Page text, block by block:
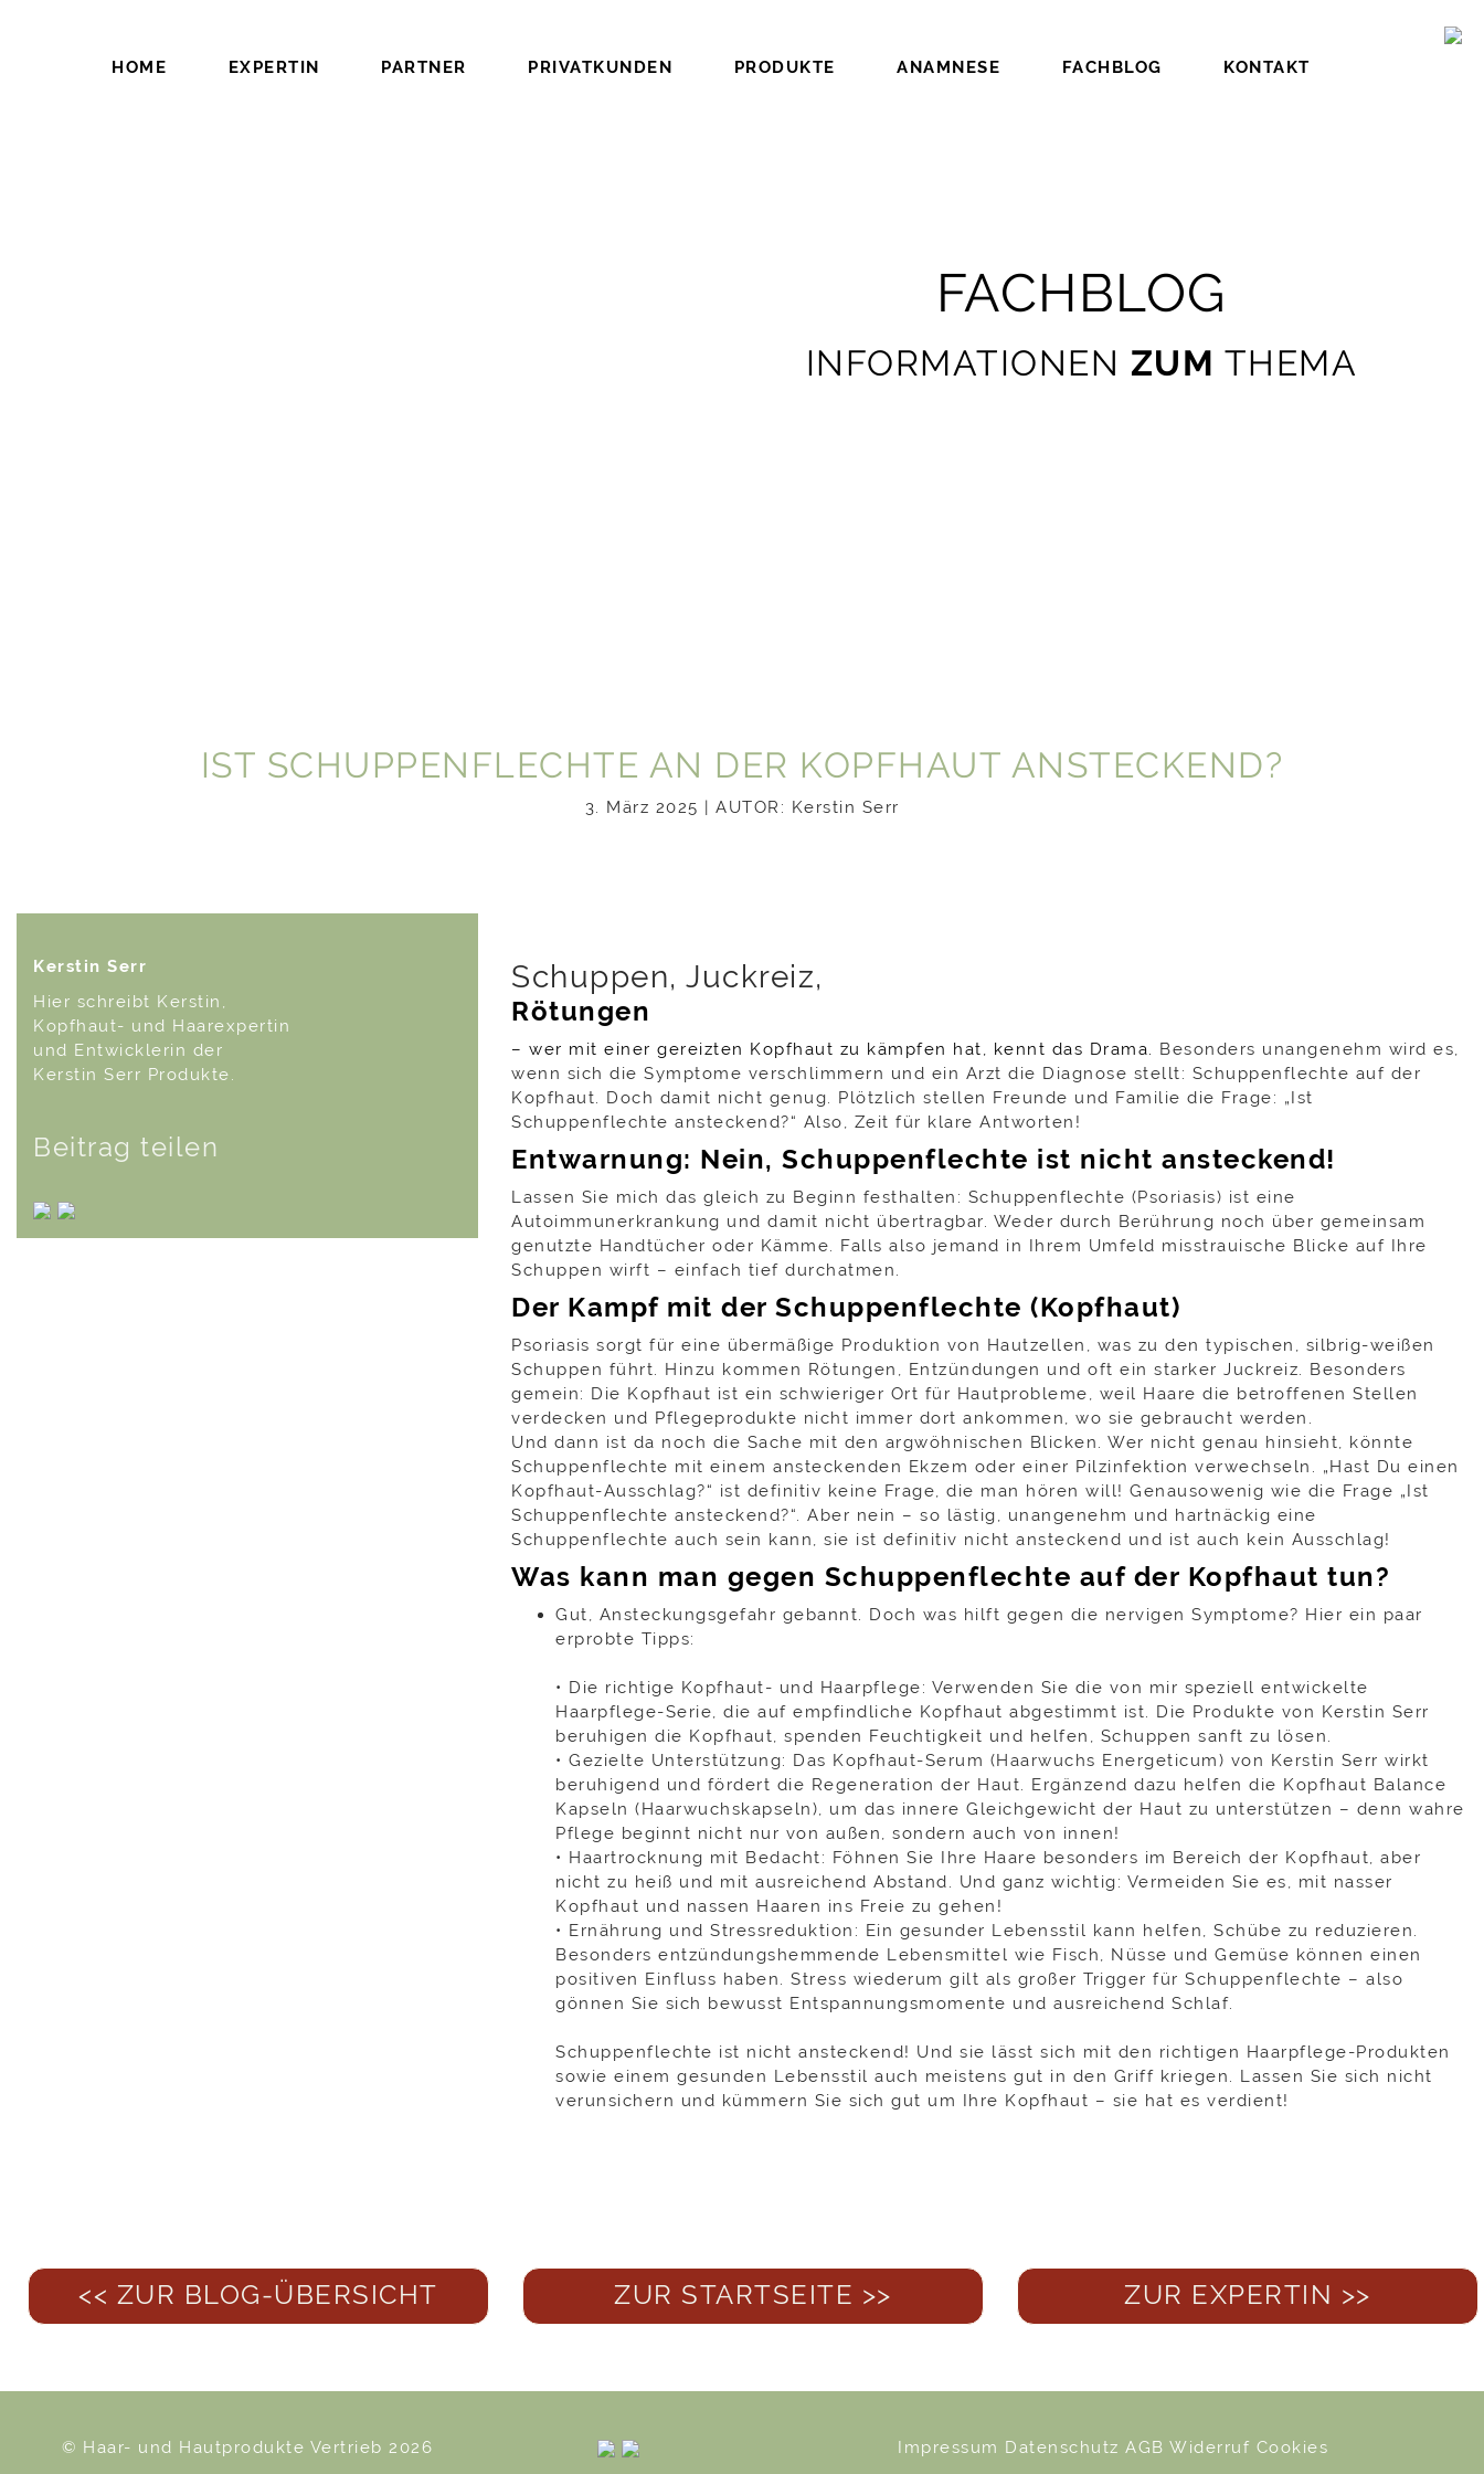
HOME EXPERTIN PARTNER PRIVATKUNDEN PRODUKTE ANAMNESE FACHBLOG KONTAKT
FACHBLOG
INFORMATIONEN ZUM THEMA
IST SCHUPPENFLECHTE AN DER KOPFHAUT ANSTECKEND?
3. März 2025 | AUTOR: Kerstin Serr
Kerstin Serr
Hier schreibt Kerstin,
Kopfhaut- und Haarexpertin
und Entwicklerin der
Kerstin Serr Produkte.
Beitrag teilen
Schuppen, Juckreiz,
Rötungen
– wer mit einer gereizten Kopfhaut zu kämpfen hat, kennt das Drama. Besonders unangenehm wird es,
wenn sich die Symptome verschlimmern und ein Arzt die Diagnose stellt: Schuppenflechte auf der
Kopfhaut. Doch damit nicht genug. Plötzlich stellen Freunde und Familie die Frage: „Ist
Schuppenflechte ansteckend?“ Also, Zeit für klare Antworten!
Entwarnung: Nein, Schuppenflechte ist nicht ansteckend!
Lassen Sie mich das gleich zu Beginn festhalten: Schuppenflechte (Psoriasis) ist eine
Autoimmunerkrankung und damit nicht übertragbar. Weder durch Berührung noch über gemeinsam
genutzte Handtücher oder Kämme. Falls also jemand in Ihrem Umfeld misstrauische Blicke auf Ihre
Schuppen wirft – einfach tief durchatmen.
Der Kampf mit der Schuppenflechte (Kopfhaut)
Psoriasis sorgt für eine übermäßige Produktion von Hautzellen, was zu den typischen, silbrig-weißen
Schuppen führt. Hinzu kommen Rötungen, Entzündungen und oft ein starker Juckreiz. Besonders
gemein: Die Kopfhaut ist ein schwieriger Ort für Hautprobleme, weil Haare die betroffenen Stellen
verdecken und Pflegeprodukte nicht immer dort ankommen, wo sie gebraucht werden.
Und dann ist da noch die Sache mit den argwöhnischen Blicken. Wer nicht genau hinsieht, könnte
Schuppenflechte mit einem ansteckenden Ekzem oder einer Pilzinfektion verwechseln. „Hast Du einen
Kopfhaut-Ausschlag?“ ist definitiv keine Frage, die man hören will! Genausowenig wie die Frage „Ist
Schuppenflechte ansteckend?“. Aber nein – so lästig, unangenehm und hartnäckig eine
Schuppenflechte auch sein kann, sie ist definitiv nicht ansteckend und ist auch kein Ausschlag!
Was kann man gegen Schuppenflechte auf der Kopfhaut tun?
Gut, Ansteckungsgefahr gebannt. Doch was hilft gegen die nervigen Symptome? Hier ein paar
erprobte Tipps:
• Die richtige Kopfhaut- und Haarpflege: Verwenden Sie die von mir speziell entwickelte
Haarpflege-Serie, die auf empfindliche Kopfhaut abgestimmt ist. Die Produkte von Kerstin Serr
beruhigen die Kopfhaut, spenden Feuchtigkeit und helfen, Schuppen sanft zu lösen.
• Gezielte Unterstützung: Das Kopfhaut-Serum (Haarwuchs Energeticum) von Kerstin Serr wirkt
beruhigend und fördert die Regeneration der Haut. Ergänzend dazu helfen die Kopfhaut Balance
Kapseln (Haarwuchskapseln), um das innere Gleichgewicht der Haut zu unterstützen – denn wahre
Pflege beginnt nicht nur von außen, sondern auch von innen!
• Haartrocknung mit Bedacht: Föhnen Sie Ihre Haare besonders im Bereich der Kopfhaut, aber
nicht zu heiß und mit ausreichend Abstand. Und ganz wichtig: Vermeiden Sie es, mit nasser
Kopfhaut und nassen Haaren ins Freie zu gehen!
• Ernährung und Stressreduktion: Ein gesunder Lebensstil kann helfen, Schübe zu reduzieren.
Besonders entzündungshemmende Lebensmittel wie Fisch, Nüsse und Gemüse können einen
positiven Einfluss haben. Stress wiederum gilt als großer Trigger für Schuppenflechte – also
gönnen Sie sich bewusst Entspannungsmomente und ausreichend Schlaf.
Schuppenflechte ist nicht ansteckend! Und sie lässt sich mit den richtigen Haarpflege-Produkten
sowie einem gesunden Lebensstil auch meistens gut in den Griff kriegen. Lassen Sie sich nicht
verunsichern und kümmern Sie sich gut um Ihre Kopfhaut – sie hat es verdient!
<< ZUR BLOG-ÜBERSICHT ZUR STARTSEITE >> ZUR EXPERTIN >>
© Haar- und Hautprodukte Vertrieb 2026 Impressum Datenschutz AGB Widerruf Cookies